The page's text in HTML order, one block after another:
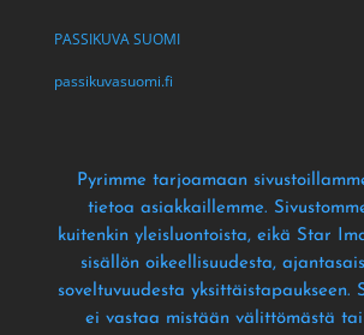
PASSIKUVA SUOMI
passikuvasuomi.fi
Pyrimme tarjoamaan
tietoa asiakkaillemme.
kuitenkin yleisluontoista, eikä Star
sisällön oikeellisuudesta,
soveltuvuudesta yksittäistapaukseen.
ei vastaa mistään välittömästä